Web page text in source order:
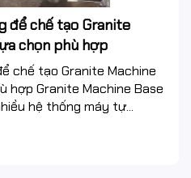
để chế tạo Granite
chọn phù hợp
chế tạo Granite Machine
hợp Granite Machine Base
hệ thống máy tự...